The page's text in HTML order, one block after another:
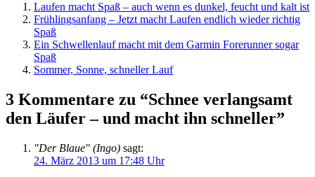
Laufen macht Spaß – auch wenn es dunkel, feucht und kalt ist
Frühlingsanfang – Jetzt macht Laufen endlich wieder richtig
Spaß
Ein Schwellenlauf macht mit dem Garmin Forerunner sogar
Spaß
Sommer, Sonne, schneller Lauf
3 Kommentare zu “Schnee verlangsamt
den Läufer – und macht ihn schneller”
"Der Blaue" (Ingo) sagt:
24. März 2013 um 17:48 Uhr